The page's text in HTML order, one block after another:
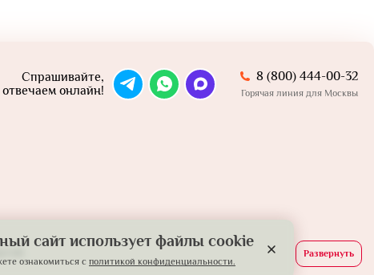
Спрашивайте,
отвечаем онлайн!
8 (800) 444-00-32
Горячая линия для Москвы
сайт использует файлы cookie
ознакомиться с политикой конфиденциальности.
Развернуть